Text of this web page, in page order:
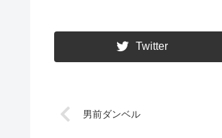
Twitter
男前ダンベル